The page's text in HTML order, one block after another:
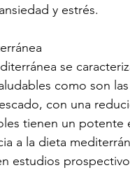
y estrés.
se
como son
con una
tienen un potente
a la dieta
estudios